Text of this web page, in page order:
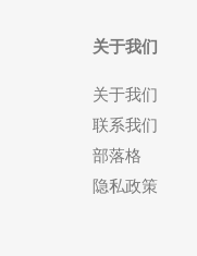
关于我们
关于我们
联系我们
部落格
隐私政策